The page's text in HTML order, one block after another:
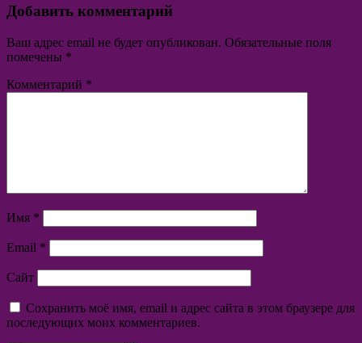
Добавить комментарий
Ваш адрес email не будет опубликован. Обязательные поля
помечены *
Комментарий *
Имя *
Email *
Сайт
Сохранить моё имя, email и адрес сайта в этом браузере для
последующих моих комментариев.